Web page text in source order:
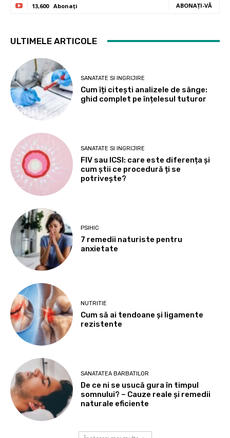
13,600 Abonați ABONAȚI-VĂ
ULTIMELE ARTICOLE
SANATATE SI INGRIJIRE
Cum îți citești analizele de sânge:
ghid complet pe înțelesul tuturor
SANATATE SI INGRIJIRE
FIV sau ICSI: care este diferența și
cum știi ce procedură ți se
potrivește?
PSIHIC
7 remedii naturiste pentru
anxietate
NUTRITIE
Cum să ai tendoane şi ligamente
rezistente
SANATATEA BARBATILOR
De ce ni se usucă gura în timpul
somnului? – Cauze reale și remedii
naturale eficiente